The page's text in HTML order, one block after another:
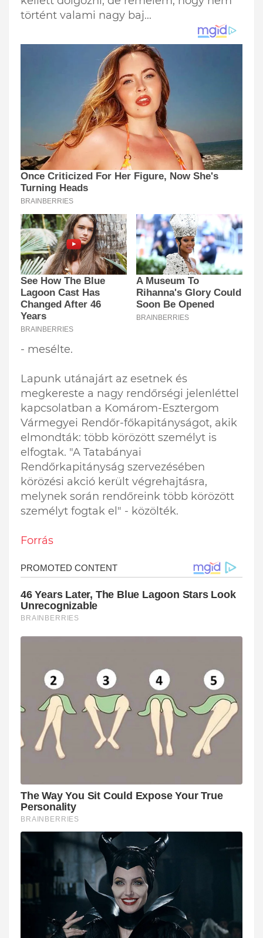
történt valami nagy baj...
- mesélte.
Lapunk utánajárt az esetnek és
megkereste a nagy rendőrségi jelenléttel
kapcsolatban a Komárom-Esztergom
Vármegyei Rendőr-főkapitányságot, akik
elmondták: több körözött személyt is
elfogtak. "A Tatabányai
Rendőrkapitányság szervezésében
körözési akció került végrehajtásra,
melynek során rendőreink több körözött
személyt fogtak el" - közölték.
Forrás